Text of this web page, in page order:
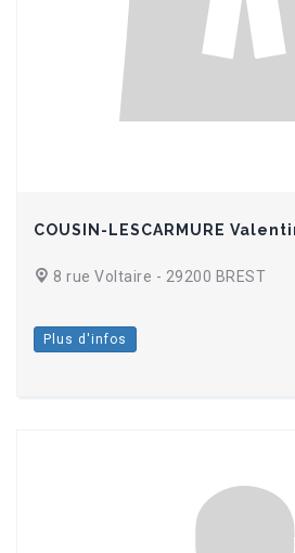
COUSIN-LESCARMURE
8 rue Voltaire - 29200 BREST
Plus d'infos